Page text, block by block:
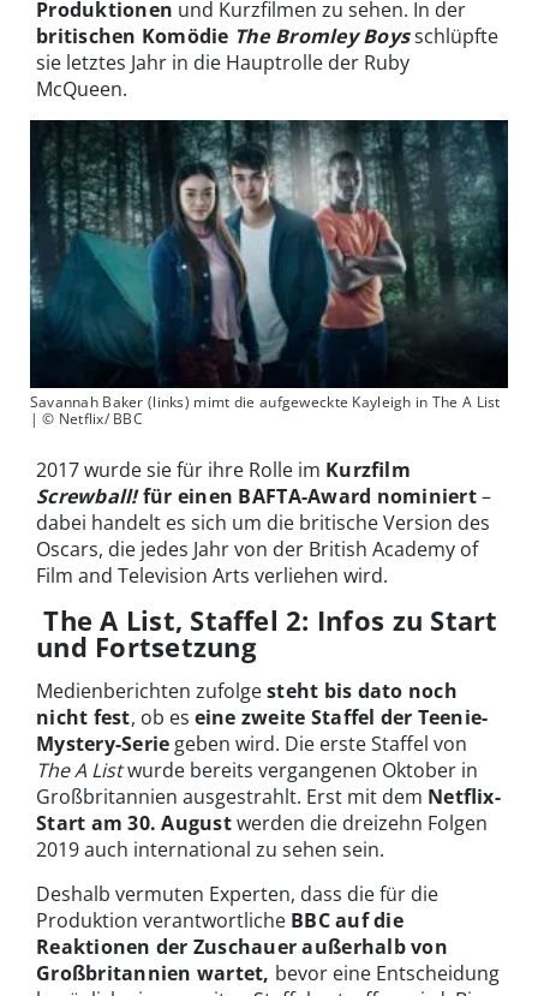
Produktionen und Kurzfilmen zu sehen. In der
britischen Komödie The Bromley Boysschlüpfte
sie letztes Jahr in die Hauptrolle der Ruby
McQueen.
Savannah Baker (links) mimt die aufgeweckte Kayleigh in The A List
| © Netflix/ BBC
2017 wurde sie für ihre Rolle im Kurzfilm
Screwball!für einen BAFTA-Award nominiert–
dabei handelt es sich um die britische Version des
Oscars, die jedes Jahr von der British Academy of
Film and Television Arts verliehen wird.
The A List, Staffel 2: Infos zu Start
und Fortsetzung
Medienberichten zufolgesteht bis dato noch
nicht fest, ob es eine zweite Staffel der Teenie-
Mystery-Serie geben wird. Die erste Staffel von
The A Listwurde bereits vergangenen Oktober in
Großbritannien ausgestrahlt. Erst mit dem Netflix-
Start am 30. Augustwerden die dreizehn Folgen
2019 auch international zu sehen sein.
Deshalb vermuten Experten, dass die für die
Produktion verantwortliche BBC auf die
Reaktionen der Zuschauer außerhalb von
Großbritannien wartet, bevor eine Entscheidung